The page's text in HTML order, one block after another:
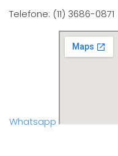
Telefone: (11) 3686-0871
Whatsapp